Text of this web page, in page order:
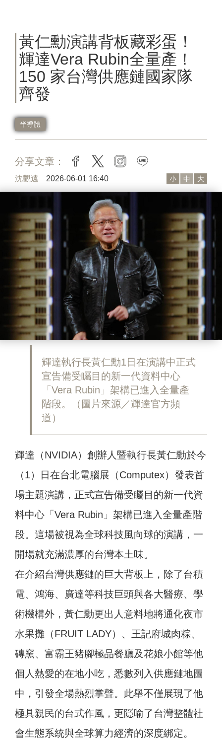
黃仁勳演講背板藏彩蛋！
輝達Vera Rubin全量產！
150 家台灣供應鏈國家隊
齊發
半導體
分享文章： facebook
twitter instagram
沈觀遠 2026-06-01 16:40 小 中 大
輝達執行長黃仁勳1日在演講中正式
宣告備受矚目的新一代資料中心
「Vera Rubin」架構已進入全量產
階段。（圖片來源／輝達官方頻
道）
輝達（NVIDIA）創辦人暨執行長黃仁勳於今
（1）日在台北電腦展（Computex）發表首
場主題演講，正式宣告備受矚目的新一代資
料中心「Vera Rubin」架構已進入全量產階
段。這場被視為全球科技風向球的演講，一
開場就充滿濃厚的台灣本土味。
在介紹台灣供應鏈的巨大背板上，除了台積
電、鴻海、廣達等科技巨頭與各大醫療、學
術機構外，黃仁勳更出人意料地將通化夜市
水果攤（FRUIT LADY）、王記府城肉粽、
磚窯、富霸王豬腳極品餐廳及花娘小館等他
個人熱愛的在地小吃，悉數列入供應鏈地圖
中，引發全場熱烈掌聲。此舉不僅展現了他
極具親民的台式作風，更隱喻了台灣整體社
會生態系統與全球算力經濟的深度綁定。